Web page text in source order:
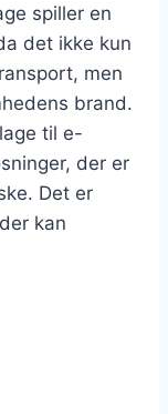
spiller en
det ikke kun
men
brand.
til e-
der er
Det er
kan